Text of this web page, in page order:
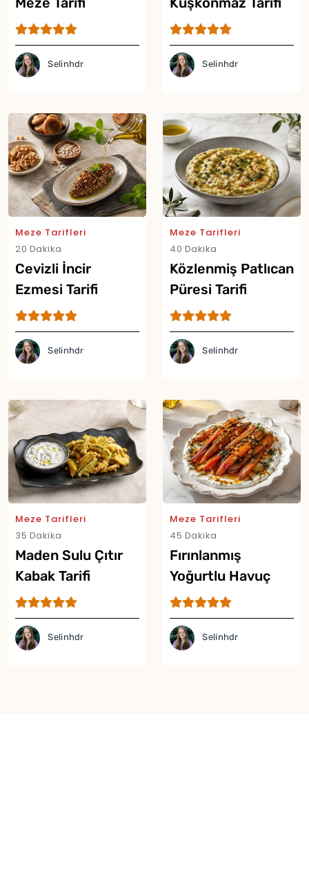
Selinhdr Selinhdr
Meze Tarifleri
20 Dakika
Cevizli İncir
Ezmesi Tarifi
Selinhdr
Meze Tarifleri
40 Dakika
Közlenmiş Patlıcan
Püresi Tarifi
Selinhdr
Meze Tarifleri
35 Dakika
Maden Sulu Çıtır
Kabak Tarifi
Selinhdr
Meze Tarifleri
45 Dakika
Fırınlanmış
Yoğurtlu Havuç
Mezesi Tarifi
Selinhdr